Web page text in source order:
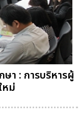
า : การบริหารผู้
หม่